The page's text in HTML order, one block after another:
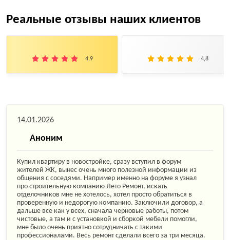
Реальные отзывы наших клиентов
4,9 4,8
14.01.2026
Аноним
Купил квартиру в новостройке, сразу вступил в форум
жителей ЖК, вынес очень много полезной информации из
общения с соседями. Например именно на форуме я узнал
про строительную компанию Лето Ремонт, искать
отделочников мне не хотелось, хотел просто обратиться в
проверенную и недорогую компанию. Заключили договор, а
дальше все как у всех, сначала черновые работы, потом
чистовые, а там и с установкой и сборкой мебели помогли,
мне было очень приятно сотрудничать с такими
профессионалами. Весь ремонт сделали всего за три месяца.